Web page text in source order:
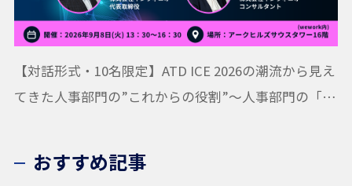
【対話形式・10名限定】ATD ICE 2026の潮流から見え
てきた人事部門の”これからの役割”〜人事部門の「活
おすすめ記事